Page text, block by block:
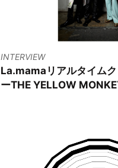
INTERVIEW
La.mamaリアルタイム
ーTHE YELLOW